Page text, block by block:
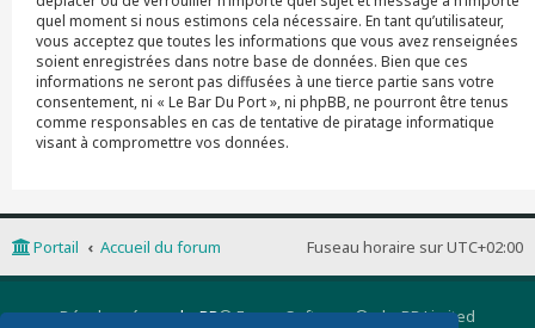
quel moment si nous estimons cela nécessaire. En tant qu’utilisateur,
vous acceptez que toutes les informations que vous avez renseignées
soient enregistrées dans notre base de données. Bien que ces
informations ne seront pas diffusées à une tierce partie sans votre
consentement, ni « Le Bar Du Port », ni phpBB, ne pourront être tenus
comme responsables en cas de tentative de piratage informatique
visant à compromettre vos données.
Fuseau horaire surUTC+02:00
Portail Accueil du forum
Développé parphpBB® Forum Software © phpBB Limited